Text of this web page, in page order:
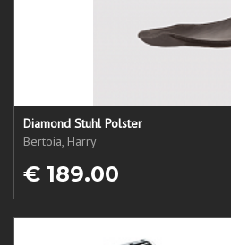
Diamond Stuhl Polster
Bertoia, Harry
€ 189.00